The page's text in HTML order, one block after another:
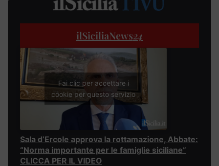
ilSiciliaNews24
Fai clic per accettare i
cookie per questo servizio
Sala d’Ercole approva la rottamazione, Abbate:
“Norma importante per le famiglie siciliane”
CLICCA PER IL VIDEO